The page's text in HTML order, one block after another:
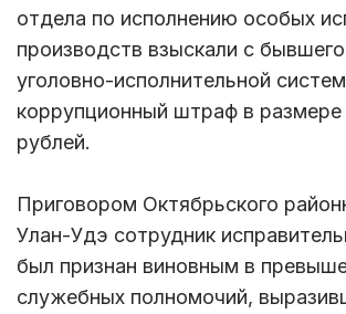
отдела по исполнению особых
производств взыскали с
уголовно-исполнительной
коррупционный штраф в размере
рублей.
Приговором Октябрьского
Улан-Удэ сотрудник
был признан виновным в
служебных полномочий,